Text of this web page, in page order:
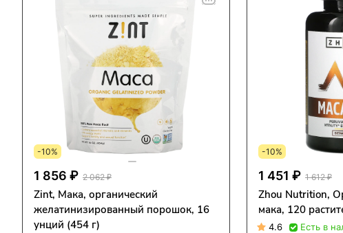
-10%
1 856 ₽ 2 062 ₽
Zint, Мака, органический
желатинизированный порошок, 16
унций (454 г)
-10%
1 451 ₽ 1 612 ₽
Zhou Nutrition,
мака, 120
4.6 Есть в